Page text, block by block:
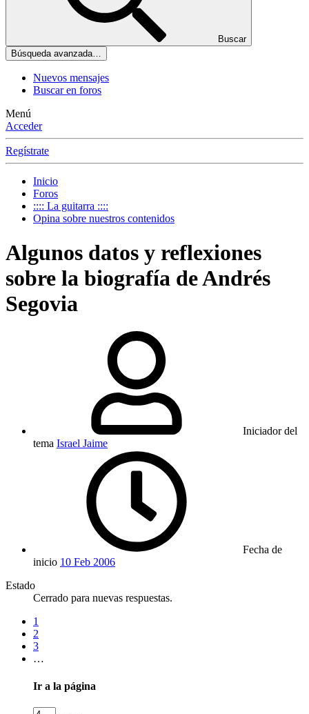
Buscar
Búsqueda avanzada…
Nuevos mensajes
Buscar en foros
Menú
Acceder
Regístrate
Inicio
Foros
:::: La guitarra ::::
Opina sobre nuestros contenidos
Algunos datos y reflexiones
sobre la biografía de Andrés
Segovia
Iniciador del
tema Israel Jaime
Fecha de
inicio 10 Feb 2006
Estado
Cerrado para nuevas respuestas.
1
2
3
…
Ir a la página